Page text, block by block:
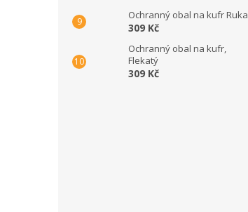
Ochranný obal na kufr Ruka
309 Kč
Ochranný obal na kufr,
Flekatý
309 Kč